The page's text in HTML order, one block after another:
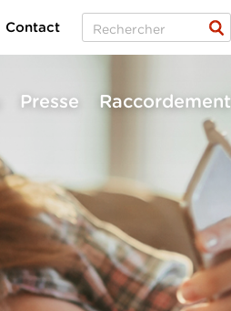
Presse Raccordement
Contact